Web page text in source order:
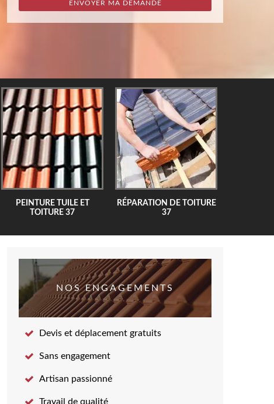
PEINTURE TUILE ET
TOITURE 37
RÉPARATION DE TOITURE
37
NOS ENGAGEMENTS
Devis et déplacement gratuits
Sans engagement
Artisan passionné
Travail de qualité